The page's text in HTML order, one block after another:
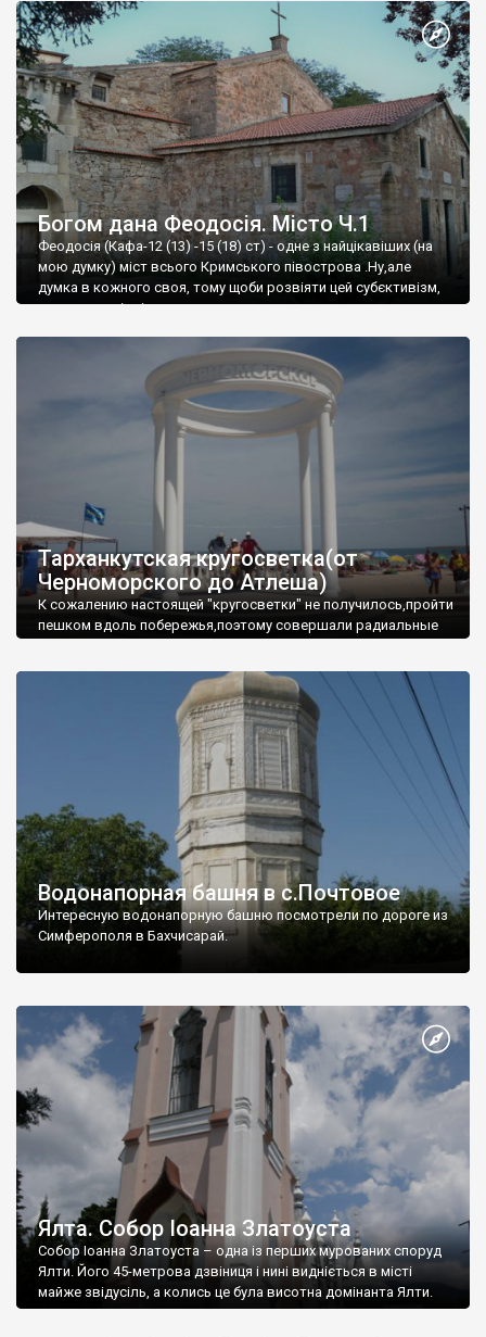
Богом дана Феодосія. Місто Ч.1
Феодосія (Кафа-12 (13) -15 (18) ст) - одне з найцікавіших (на
мою думку) міст всього Кримського півострова .Ну,але
думка в кожного своя, тому щоби розвіяти цей субєктивізм,
запрошую відвідати це
Тарханкутская кругосветка(от
Черноморского до Атлеша)
К сожалению настоящей "кругосветки" не получилось,пройти
пешком вдоль побережья,поэтому совершали радиальные
Водонапорная башня в с.Почтовое
Интересную водонапорную башню посмотрели по дороге из
Симферополя в Бахчисарай.
Ялта. Собор Іоанна Златоуста
Собор Іоанна Златоуста – одна із перших мурованих споруд
Ялти. Його 45-метрова дзвіниця і нині видніється в місті
майже звідусіль, а колись це була висотна домінанта Ялти.